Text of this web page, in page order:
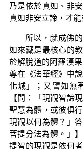
乃是依於真如、非
真如非安立諦，才能
所以，就成佛
如來藏是最核心的
於解脫道的阿羅漢
尊在《法華經》中
化城」；又譬如無
【問：「現觀智諦
聖慧為體，或彼俱
現觀以何為體？」
菩提分法為體。」】
提智的現觀是依何